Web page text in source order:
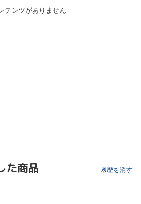
テンツがありません
た商品 履歴を消す